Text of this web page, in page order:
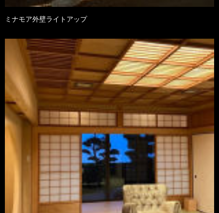
ミナモア外壁ライトアップ